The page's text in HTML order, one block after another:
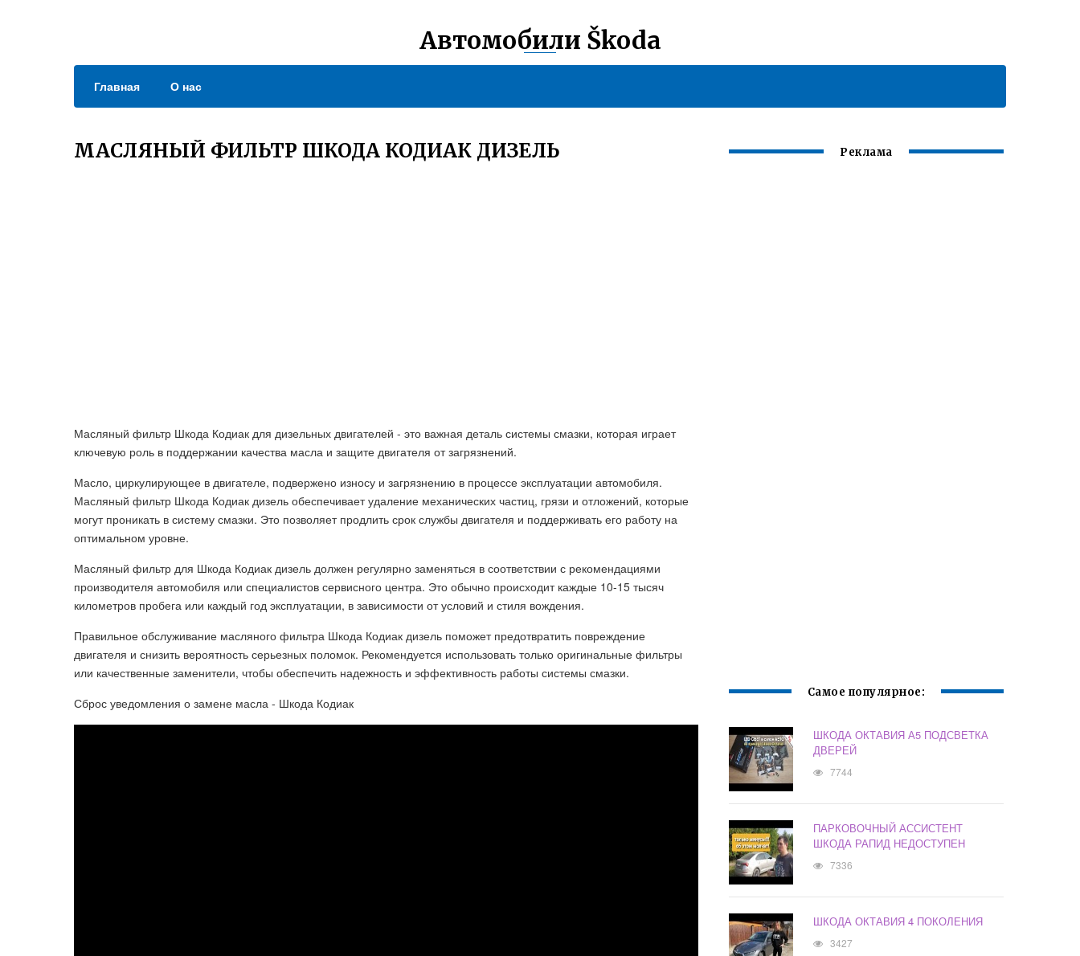
Автомобили Škoda
Главная О нас
МАСЛЯНЫЙ ФИЛЬТР ШКОДА КОДИАК ДИЗЕЛЬ
Масляный фильтр Шкода Кодиак для дизельных двигателей - это важная деталь системы смазки, которая играет
ключевую роль в поддержании качества масла и защите двигателя от загрязнений.
Масло, циркулирующее в двигателе, подвержено износу и загрязнению в процессе эксплуатации автомобиля.
Масляный фильтр Шкода Кодиак дизель обеспечивает удаление механических частиц, грязи и отложений, которые
могут проникать в систему смазки. Это позволяет продлить срок службы двигателя и поддерживать его работу на
оптимальном уровне.
Масляный фильтр для Шкода Кодиак дизель должен регулярно заменяться в соответствии с рекомендациями
производителя автомобиля или специалистов сервисного центра. Это обычно происходит каждые 10-15 тысяч
километров пробега или каждый год эксплуатации, в зависимости от условий и стиля вождения.
Правильное обслуживание масляного фильтра Шкода Кодиак дизель поможет предотвратить повреждение
двигателя и снизить вероятность серьезных поломок. Рекомендуется использовать только оригинальные фильтры
или качественные заменители, чтобы обеспечить надежность и эффективность работы системы смазки.
Сброс уведомления о замене масла - Шкода Кодиак
Реклама
Самое популярное:
ШКОДА ОКТАВИЯ А5 ПОДСВЕТКА
ДВЕРЕЙ
7744
ПАРКОВОЧНЫЙ АССИСТЕНТ
ШКОДА РАПИД НЕДОСТУПЕН
7336
ШКОДА ОКТАВИЯ 4 ПОКОЛЕНИЯ
3427